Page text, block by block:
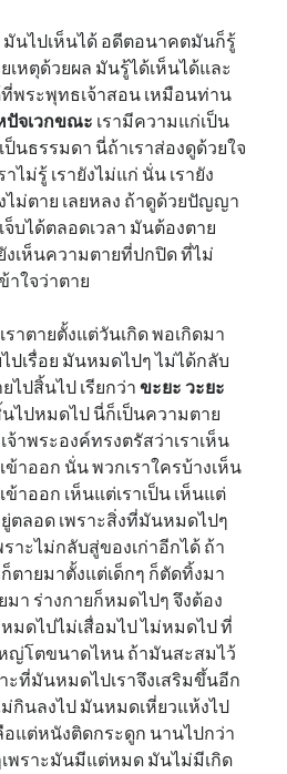
นไปเห็นได้ อดีตอนาคตมันก็รู้
เหตุด้วยผล มันรู้ได้เห็นได้และ
ที่พระพุทธเจ้าสอน เหมือนท่าน
จเวกขณะ เรามีความแก่เป็น
นธรรมดา นี่ถ้าเราส่องดูด้วยใจ
ไม่รู้ เรายังไม่แก่ นั่น เรายัง
งไม่ตาย เลยหลง ถ้าดูด้วยปัญญา
บได้ตลอดเวลา มันต้องตาย
เห็นความตายที่ปกปิด ที่ไม่
าใจว่าตาย
าตายตั้งแต่วันเกิด พอเกิดมา
เรื่อย มันหมดไปๆ ไม่ได้กลับ
ไปสิ้นไป เรียกว่าขะยะ วะยะ
ไปหมดไป นี่ก็เป็นความตาย
าพระองค์ทรงตรัสว่าเราเห็น
าออก นั่น พวกเราใครบ้างเห็น
าออก เห็นแต่เราเป็น เห็นแต่
ตลอด เพราะสิ่งที่มันหมดไปๆ
ราะไม่กลับสู่ของเก่าอีกได้ ถ้า
ตายมาตั้งแต่เด็กๆ ก็ตัดทิ้งมา
มา ร่างกายก็หมดไปๆ จึงต้อง
มดไปไม่เสื่อมไป ไม่หมดไป ที่
หญ่โตขนาดไหน ถ้ามันสะสมไว้
ะที่มันหมดไปเราจึงเสริมขึ้นอีก
ม่กินลงไป มันหมดเหี่ยวแห้งไป
อแต่หนังติดกระดูก นานไปกว่า
พราะมันมีแต่หมด มันไม่มีเกิด